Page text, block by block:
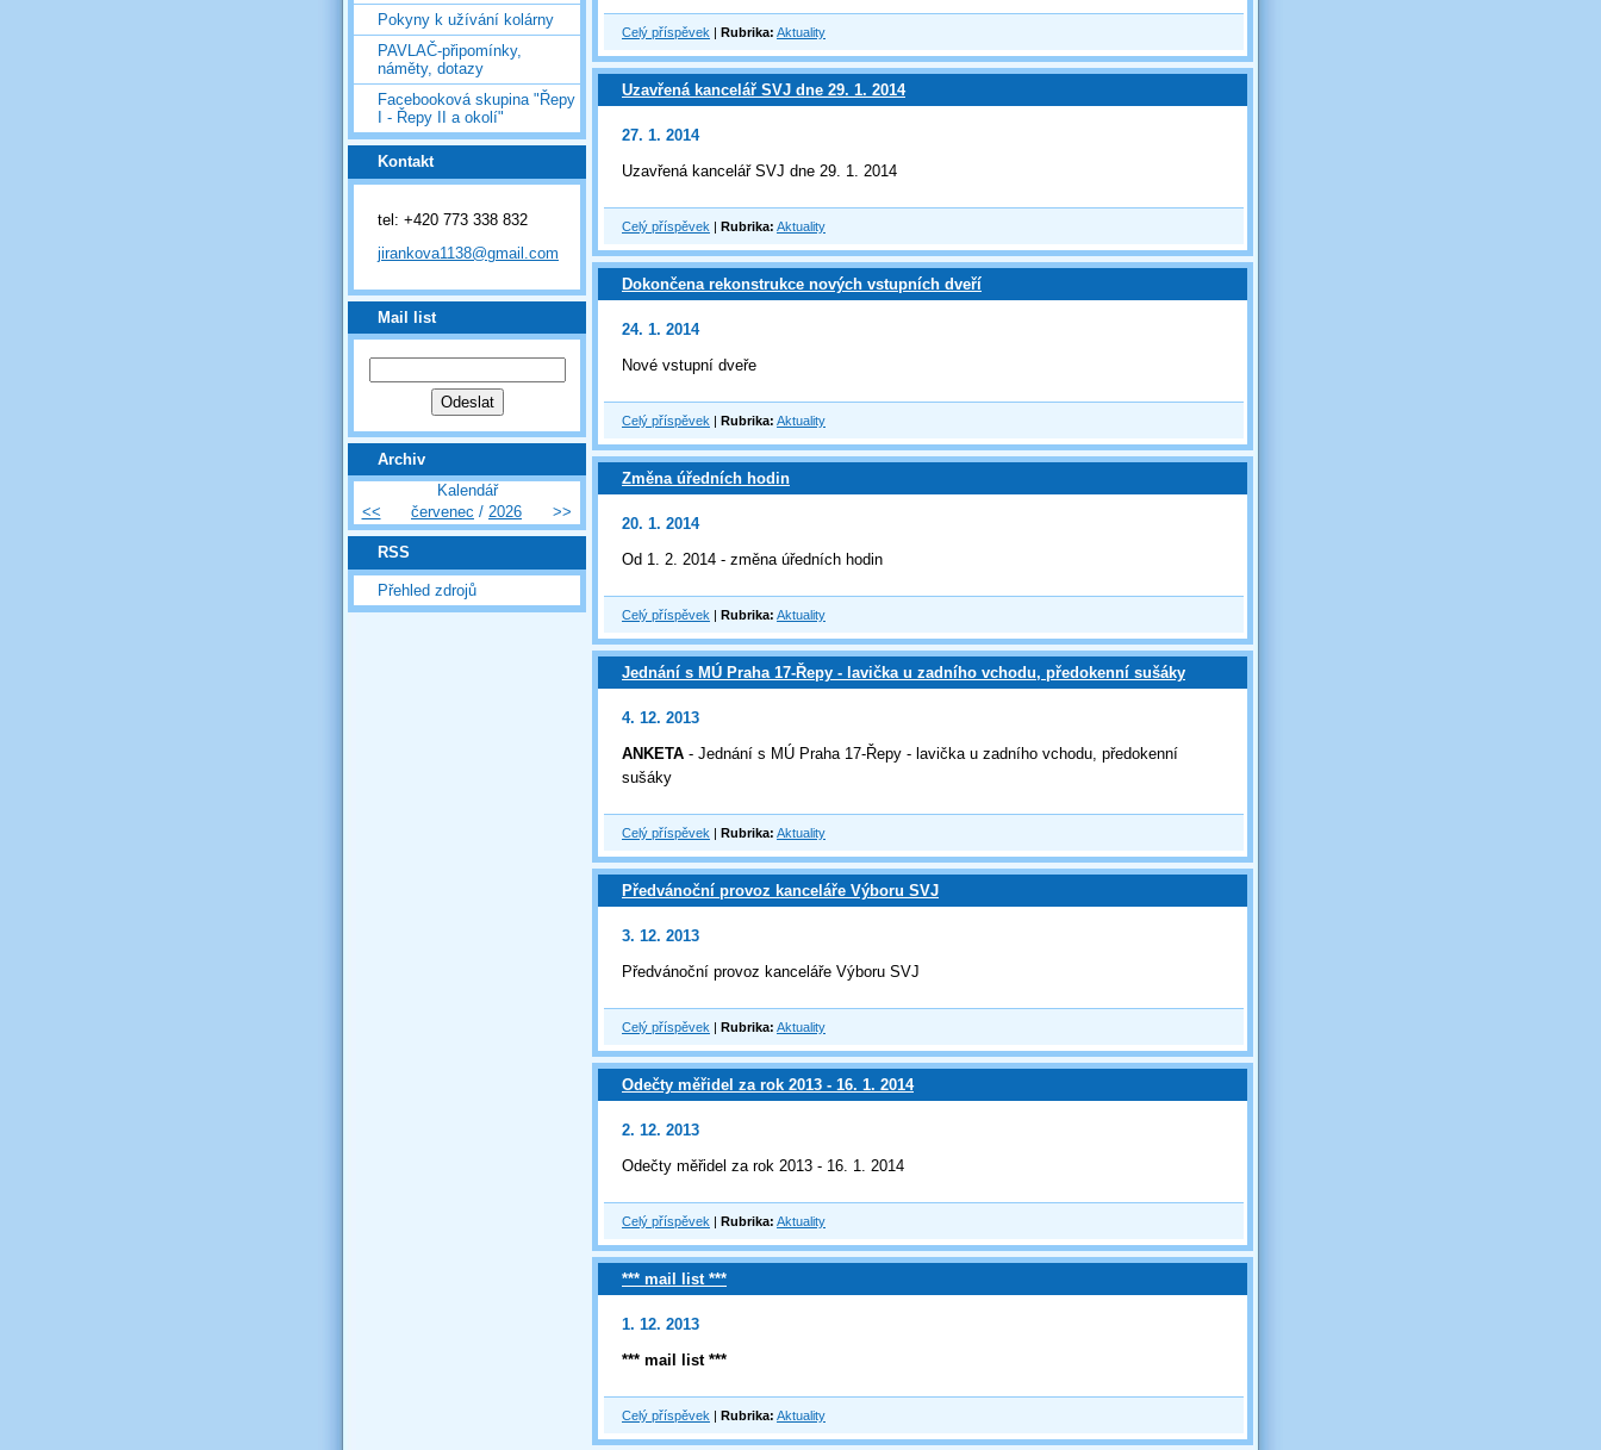
Pokyny k užívání kolárny
PAVLAČ-připomínky,
náměty, dotazy
Facebooková skupina "Řepy
I - Řepy II a okolí"
Kontakt
tel: +420 773 338 832
jirankova1138@gmail.com
Mail list
Archiv
Kalendář
<<
červenec / 2026 >>
RSS
Přehled zdrojů
Celý příspěvek | Rubrika: Aktuality
Uzavřená kancelář SVJ dne 29. 1. 2014
27. 1. 2014
Uzavřená kancelář SVJ dne 29. 1. 2014
Celý příspěvek | Rubrika: Aktuality
Dokončena rekonstrukce nových vstupních dveří
24. 1. 2014
Nové vstupní dveře
Celý příspěvek | Rubrika: Aktuality
Změna úředních hodin
20. 1. 2014
Od 1. 2. 2014 - změna úředních hodin
Celý příspěvek | Rubrika: Aktuality
Jednání s MÚ Praha 17-Řepy - lavička u zadního vchodu, předokenní sušáky
4. 12. 2013
ANKETA - Jednání s MÚ Praha 17-Řepy - lavička u zadního vchodu, předokenní
sušáky
Celý příspěvek | Rubrika: Aktuality
Předvánoční provoz kanceláře Výboru SVJ
3. 12. 2013
Předvánoční provoz kanceláře Výboru SVJ
Celý příspěvek | Rubrika: Aktuality
Odečty měřidel za rok 2013 - 16. 1. 2014
2. 12. 2013
Odečty měřidel za rok 2013 - 16. 1. 2014
Celý příspěvek | Rubrika: Aktuality
*** mail list ***
1. 12. 2013
*** mail list ***
Celý příspěvek | Rubrika: Aktuality